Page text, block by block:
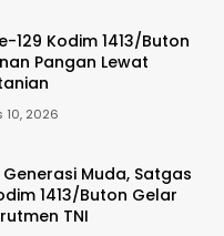
129 Kodim 1413/Buton
Pangan Lewat
10, 2026
Muda, Satgas
1413/Buton Gelar
TNI